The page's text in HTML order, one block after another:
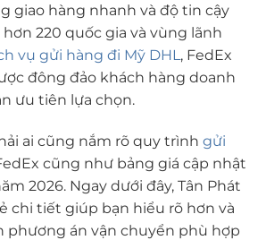
giao hàng nhanh và độ tin cậy
220 quốc gia và vùng lãnh
vụ gửi hàng đi Mỹ DHL , FedEx
đông đảo khách hàng doanh
ưu tiên lựa chọn.
ai cũng nắm rõ quy trình gửi
cũng như bảng giá cập nhật
2026. Ngay dưới đây, Tân Phát
chi tiết giúp bạn hiểu rõ hơn và
phương án vận chuyển phù hợp